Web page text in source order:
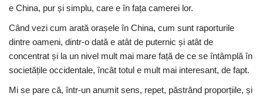
e China, pur și simplu, care e în fața camerei lor.
Când vezi cum arată orașele în China, cum sunt raporturile
dintre oameni, dintr-o dată e atât de puternic și atât de
concentrat și la un nivel mult mai mare față de ce se întâmplă în
societățile occidentale, încât totul e mult mai interesant, de fapt.
Mi se pare că, într-un anumit sens, repet, păstrând proporțiile, și